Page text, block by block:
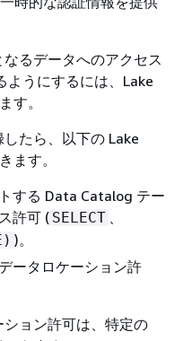
るデータへのアクセス
ようにするには、Lake
す。
たら、以下の Lake
ます。
する Data Catalog テー
許可 ( SELECT 、
)。
ータロケーション許
ョン許可は、特定の